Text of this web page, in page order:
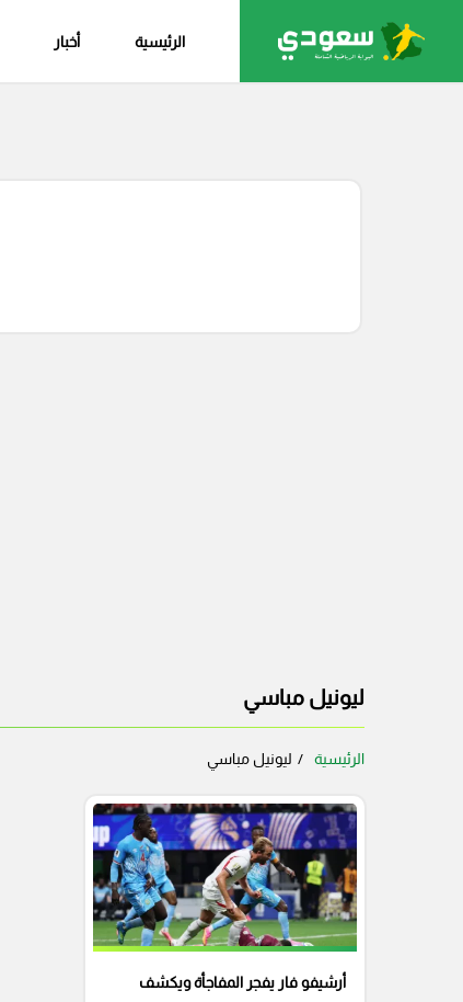
الرئيسية أخبار
ليونيل مباسي
الرئيسية ليونيل مباسي
أرشيفو فار يفجر المفاجأة ويكشف